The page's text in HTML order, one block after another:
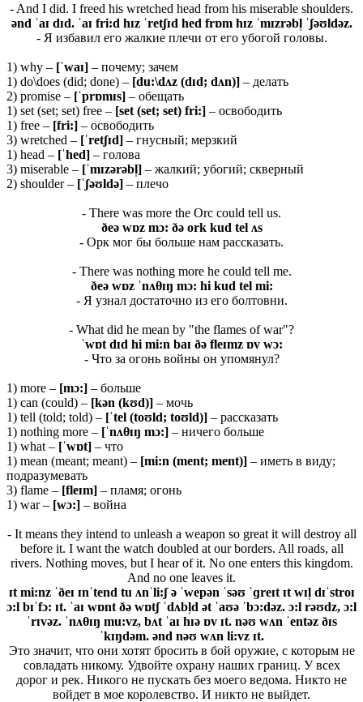
- And I did. I freed his wretched head from his miserable shoulders.
ənd ˈaɪ dɪd. ˈaɪ fri:d hɪz ˈretʃɪd hed frɒm hɪz ˈmɪzrəbl̩ ˈʃəʊldəz.
- Я избавил его жалкие плечи от его убогой головы.
1) why – [ˈwaɪ] – почему; зачем
1) do\does (did; done) – [du:\dʌz (dɪd; dʌn)] – делать
2) promise – [ˈprɒmɪs] – обещать
1) set (set; set) free – [set (set; set) fri:] – освободить
1) free – [fri:] – освободить
3) wretched – [ˈretʃɪd] – гнусный; мерзкий
1) head – [ˈhed] – голова
3) miserable – [ˈmɪzərəbl̩] – жалкий; убогий; скверный
2) shoulder – [ˈʃəʊldə] – плечо
- There was more the Orc could tell us.
ðeə wɒz mɔ: ðə ork kud tel ʌs
- Орк мог бы больше нам рассказать.
- There was nothing more he could tell me.
ðeə wɒz ˈnʌθɪŋ mɔ: hi kud tel mi:
- Я узнал достаточно из его болтовни.
- What did he mean by "the flames of war"?
ˈwɒt dɪd hi mi:n baɪ ðə fleɪmz ɒv wɔ:
- Что за огонь войны он упомянул?
1) more – [mɔ:] – больше
1) can (could) – [kən (kʊd)] – мочь
1) tell (told; told) – [ˈtel (toʊld; toʊld)] – рассказать
1) nothing more – [ˈnʌθɪŋ mɔ:] – ничего больше
1) what – [ˈwɒt] – что
1) mean (meant; meant) – [mi:n (ment; ment)] – иметь в виду;
подразумевать
3) flame – [fleɪm] – пламя; огонь
1) war – [wɔ:] – война
- It means they intend to unleash a weapon so great it will destroy all
before it. I want the watch doubled at our borders. All roads, all
rivers. Nothing moves, but I hear of it. No one enters this kingdom.
And no one leaves it.
ɪt mi:nz ˈðeɪ ɪnˈtend tu ʌnˈli:ʃ ə ˈwepən ˈsəʊ ˈɡreɪt ɪt wɪl̩ dɪˈstroɪ
ɔ:l bɪˈfɔ: ɪt. ˈaɪ wɒnt ðə wɒtʃ ˈdʌbl̩d ət ˈaʊə ˈbɔ:dəz. ɔ:l rəʊdz, ɔ:l
ˈrɪvəz. ˈnʌθɪŋ mu:vz, bʌt ˈaɪ hɪə ɒv ɪt. nəʊ wʌn ˈentəz ðɪs
ˈkɪŋdəm. ənd nəʊ wʌn li:vz ɪt.
Это значит, что они хотят бросить в бой оружие, с которым не
совладать никому. Удвойте охрану наших границ. У всех
дорог и рек. Никого не пускать без моего ведома. Никто не
войдет в мое королевство. И никто не выйдет.